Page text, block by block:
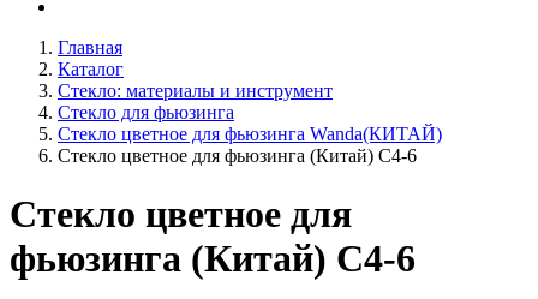
Главная
Каталог
Стекло: материалы и инструмент
Стекло для фьюзинга
Стекло цветное для фьюзинга Wanda(КИТАЙ)
Стекло цветное для фьюзинга (Китай) C4-6
Стекло цветное для
фьюзинга (Китай) C4-6